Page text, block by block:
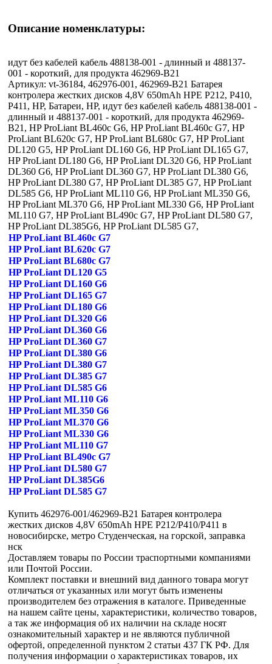
Описание номенклатуры:
идут без кабелей кабель 488138-001 - длинный и 488137-
001 - короткий, для продукта 462969-B21
Артикул: vt-36184, 462976-001, 462969-B21 Батарея
контролера жестких дисков 4,8V 650mAh HPE P212, P410,
P411, HP, Батареи, HP, идут без кабелей кабель 488138-001 -
длинный и 488137-001 - короткий, для продукта 462969-
B21, HP ProLiant BL460c G6, HP ProLiant BL460c G7, HP
ProLiant BL620c G7, HP ProLiant BL680c G7, HP ProLiant
DL120 G5, HP ProLiant DL160 G6, HP ProLiant DL165 G7,
HP ProLiant DL180 G6, HP ProLiant DL320 G6, HP ProLiant
DL360 G6, HP ProLiant DL360 G7, HP ProLiant DL380 G6,
HP ProLiant DL380 G7, HP ProLiant DL385 G7, HP ProLiant
DL585 G6, HP ProLiant ML110 G6, HP ProLiant ML350 G6,
HP ProLiant ML370 G6, HP ProLiant ML330 G6, HP ProLiant
ML110 G7, HP ProLiant BL490c G7, HP ProLiant DL580 G7,
HP ProLiant DL385G6, HP ProLiant DL585 G7,
HP ProLiant BL460c G7
HP ProLiant BL620c G7
HP ProLiant BL680c G7
HP ProLiant DL120 G5
HP ProLiant DL160 G6
HP ProLiant DL165 G7
HP ProLiant DL180 G6
HP ProLiant DL320 G6
HP ProLiant DL360 G6
HP ProLiant DL360 G7
HP ProLiant DL380 G6
HP ProLiant DL380 G7
HP ProLiant DL385 G7
HP ProLiant DL585 G6
HP ProLiant ML110 G6
HP ProLiant ML350 G6
HP ProLiant ML370 G6
HP ProLiant ML330 G6
HP ProLiant ML110 G7
HP ProLiant BL490c G7
HP ProLiant DL580 G7
HP ProLiant DL385G6
HP ProLiant DL585 G7
Купить 462976-001/462969-B21 Батарея контролера
жестких дисков 4,8V 650mAh HPE P212/P410/P411 в
новосибирске, метро Студенческая, на горской, заправка
нск
Доставляем товары по России траспортными компаниями
или Почтой России.
Комплект поставки и внешний вид данного товара могут
отличаться от указанных или могут быть изменены
производителем без отражения в каталоге. Приведенные
на нашем сайте цены, характеристики, количество товаров,
а так же информация об их наличии на складе носят
ознакомительный характер и не являются публичной
офертой, определенной пунктом 2 статьи 437 ГК РФ. Для
получения информации о характеристиках товаров, их